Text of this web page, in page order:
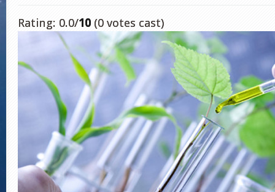
Rating: 0.0/10 (0 votes cast)